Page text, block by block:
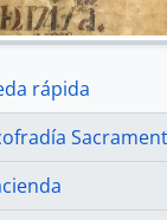
rápida
Sacramental de Nuestra